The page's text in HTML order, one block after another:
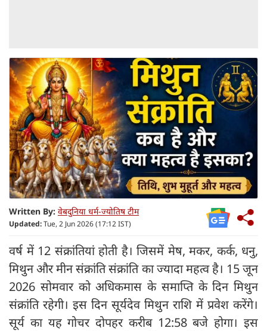
Written By: वेबदुनिया धर्म-ज्योतिष टीम
Updated:Tue, 2 Jun 2026 (17:12 IST)
वर्ष में 12 संक्रांतियां होती है। जिसमें मेष, मकर, कर्क, धनु,
मिथुन और मीन संक्रांति संक्रांति का ज्यादा महत्व है। 15 जून
2026 सोमवार को अधिकमास के समाप्ति के दिन मिथुन
संक्रांति रहेगी। इस दिन सूर्यदेव मिथुन राशि में प्रवेश करेंगे।
सूर्य का यह गोचर दोपहर करीब 12:58 बजे होगा। इस